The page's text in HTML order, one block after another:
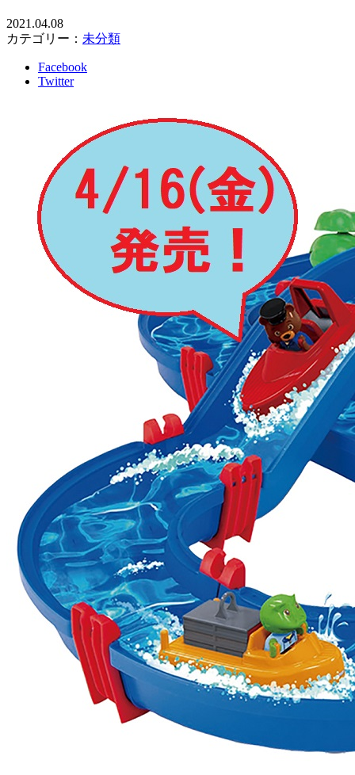
2021.04.08
カテゴリー： 未分類
Facebook
Twitter